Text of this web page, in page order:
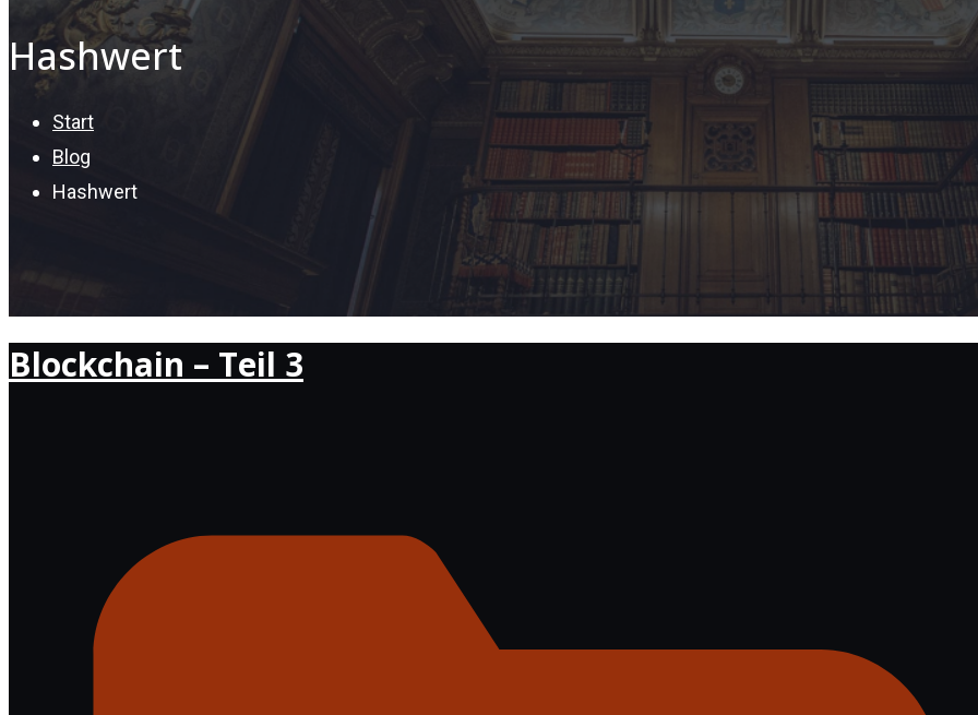
Hashwert
Start
Blog
Hashwert
Blockchain – Teil 3